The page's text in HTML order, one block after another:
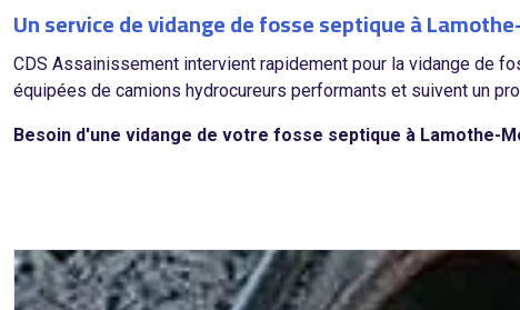
Un service de vidange de fosse septique à
CDS Assainissement intervient rapidement pour la vidange de
équipées de camions hydrocureurs performants et suivent un
Besoin d'une vidange de votre fosse septique à Lamothe-